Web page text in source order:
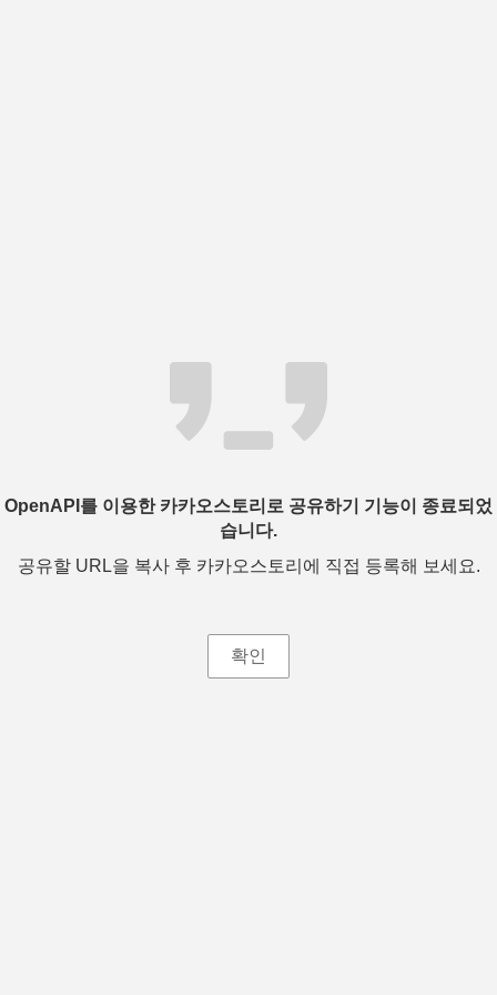
OpenAPI를 이용한 카카오스토리로 공유하기 기능이 종료되었
습니다.
공유할 URL을 복사 후 카카오스토리에 직접 등록해 보세요.
확인